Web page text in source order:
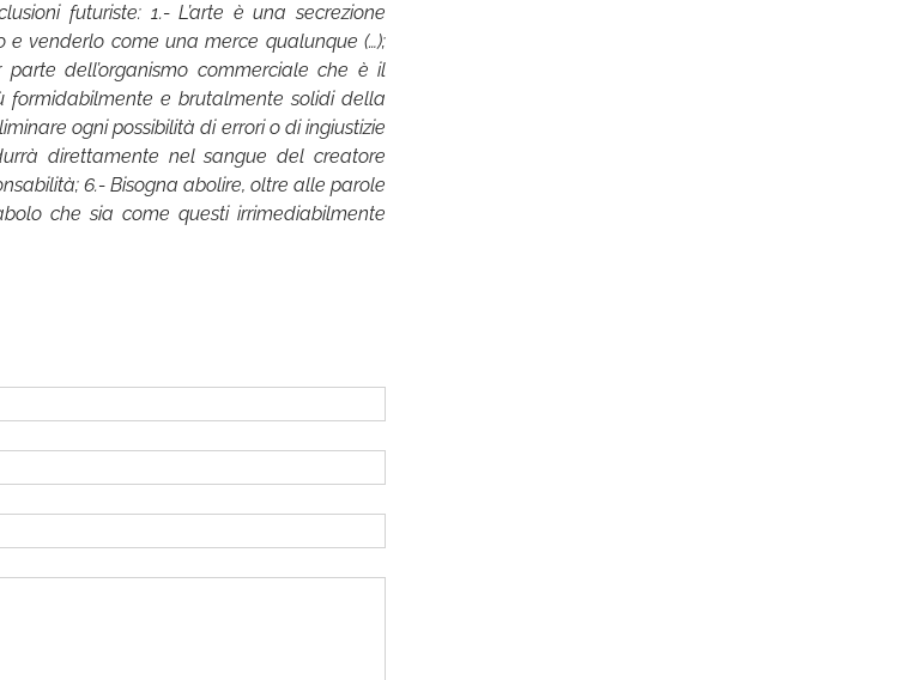
futuriste: 1.- L’arte è una secrezione
e venderlo come una merce qualunque (…);
dell’organismo commerciale che è il
e brutalmente solidi della
ogni possibilità di errori o di ingiustizie
direttamente nel sangue del creatore
6.- Bisogna abolire, oltre alle parole
che sia come questi irrimediabilmente